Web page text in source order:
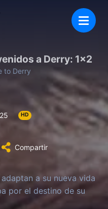
a Derry: 1×2
to Derry
HD
Compartir
a su nueva vida
por el destino de su